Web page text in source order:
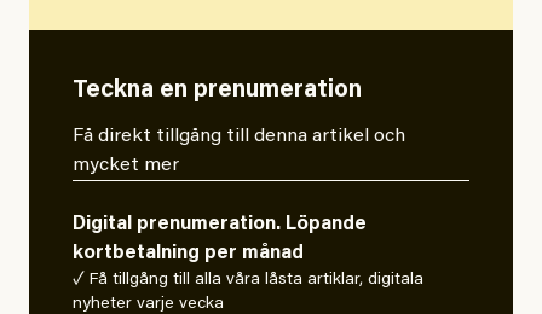
Teckna en prenumeration
Få direkt tillgång till denna artikel och
mycket mer
Digital prenumeration. Löpande
kortbetalning per månad
✓ Få tillgång till alla våra låsta artiklar, digitala
nyheter varje vecka